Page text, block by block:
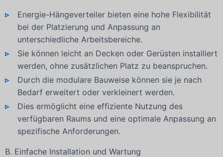
Energie-Hängeverteiler bieten eine hohe Flexibilität
bei der Platzierung und Anpassung an
unterschiedliche Arbeitsbereiche.
Sie können leicht an Decken oder Gerüsten installiert
werden, ohne zusätzlichen Platz zu beanspruchen.
Durch die modulare Bauweise können sie je nach
Bedarf erweitert oder verkleinert werden.
Dies ermöglicht eine effiziente Nutzung des
verfügbaren Raums und eine optimale Anpassung an
spezifische Anforderungen.
B. Einfache Installation und Wartung